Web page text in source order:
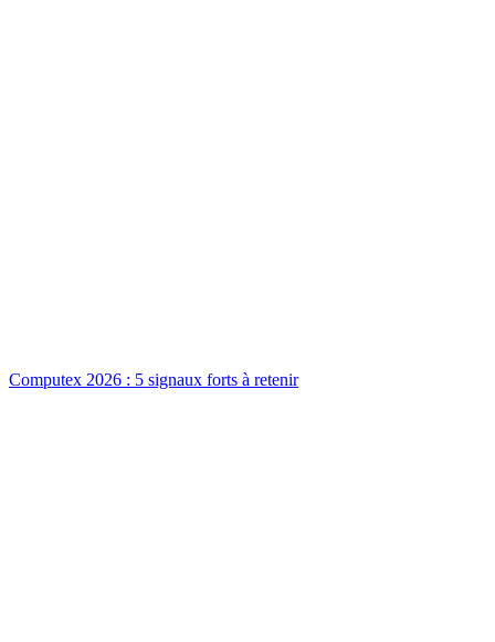
Computex 2026 : 5 signaux forts à retenir